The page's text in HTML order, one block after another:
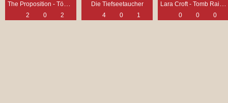
2 0 2
Die Tiefseetaucher
4 0 1 0 0 0